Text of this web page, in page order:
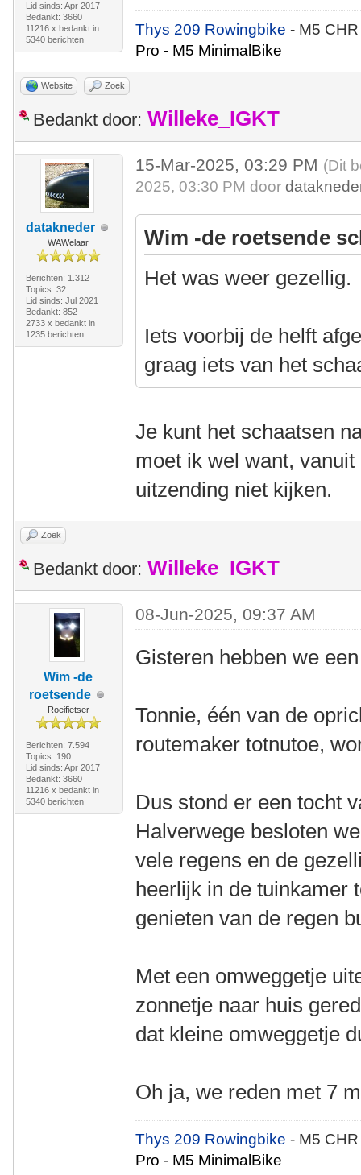
Lid sinds: Apr 2017
Bedankt: 3660
11216 x bedankt in
5340 berichten
Thys 209 Rowingbike- M5
Pro - M5 MinimalBike
Website Zoek
Bedankt door: Willeke_IGKT
datakneder
WAWelaar
Berichten: 1.312
Topics: 32
Lid sinds: Jul 2021
Bedankt: 852
2733 x bedankt in
1235 berichten
15-Mar-2025, 03:29 PM (Dit
2025, 03:30 PM door
Wim -de roetsende
Het was weer gezellig.
Iets voorbij de helft
graag iets van het
Je kunt het schaatsen
moet ik wel want,
uitzending niet kijken.
Zoek
Bedankt door: Willeke_IGKT
Wim -de
roetsende
Roeifietser
Berichten: 7.594
Topics: 190
Lid sinds: Apr 2017
Bedankt: 3660
11216 x bedankt in
5340 berichten
08-Jun-2025, 09:37 AM
Gisteren hebben we
Tonnie, één van de
routemaker totnutoe,
Dus stond er een tocht
Halverwege besloten
vele regens en de
heerlijk in de tuinkamer
genieten van de regen
Met een omweggetje
zonnetje naar huis
dat kleine omweggetje
Oh ja, we reden met 7
Thys 209 Rowingbike- M5
Pro - M5 MinimalBike